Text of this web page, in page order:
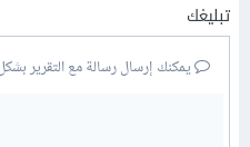
تبليغك
يمكنك إرسال رسالة مع التقرير